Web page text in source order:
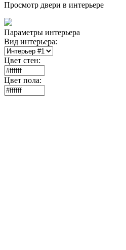
Просмотр двери в интерьере
Параметры интерьера
Вид интерьера:
Цвет стен:
Цвет пола: